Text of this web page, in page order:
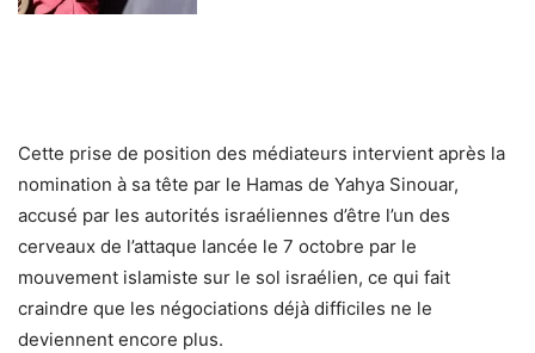
Cette prise de position des médiateurs intervient après la
nomination à sa tête par le Hamas de Yahya Sinouar,
accusé par les autorités israéliennes d’être l’un des
cerveaux de l’attaque lancée le 7 octobre par le
mouvement islamiste sur le sol israélien, ce qui fait
craindre que les négociations déjà difficiles ne le
deviennent encore plus.